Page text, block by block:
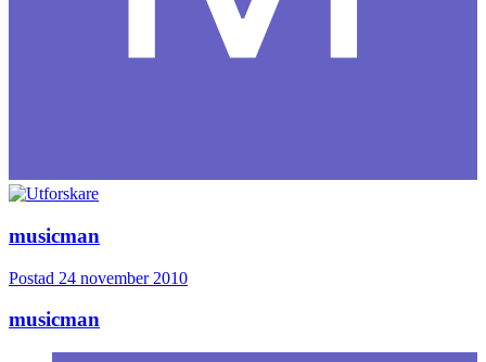
musicman
Postad 24 november 2010
musicman